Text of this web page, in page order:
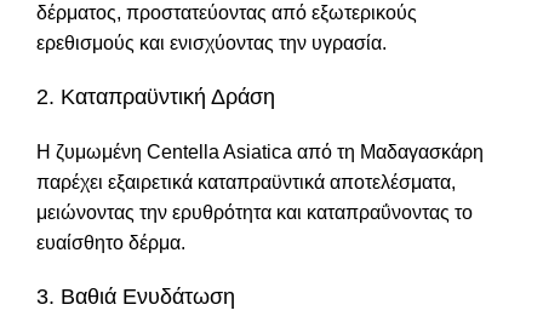
δέρματος, προστατεύοντας από εξωτερικούς
ερεθισμούς και ενισχύοντας την υγρασία.
2. Καταπραϋντική Δράση
Η ζυμωμένη Centella Asiatica από τη Μαδαγασκάρη
παρέχει εξαιρετικά καταπραϋντικά αποτελέσματα,
μειώνοντας την ερυθρότητα και καταπραΰνοντας το
ευαίσθητο δέρμα.
3. Βαθιά Ενυδάτωση